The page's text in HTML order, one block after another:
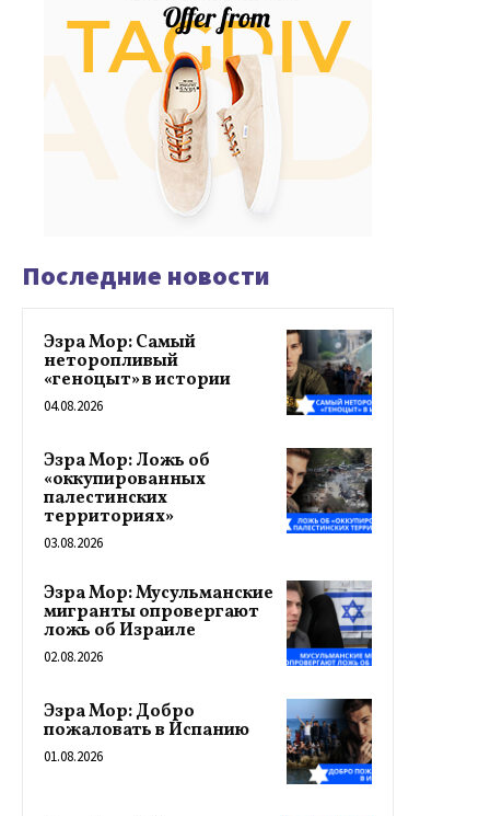
Последние новости
Эзра Мор: Самый
неторопливый
«геноцыт» в истории
04.08.2026
Эзра Мор: Ложь об
«оккупированных
палестинских
территориях»
03.08.2026
Эзра Мор: Мусульманские
мигранты опровергают
ложь об Израиле
02.08.2026
Эзра Мор: Добро
пожаловать в Испанию
01.08.2026